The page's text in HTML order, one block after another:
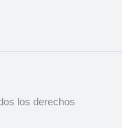
los derechos